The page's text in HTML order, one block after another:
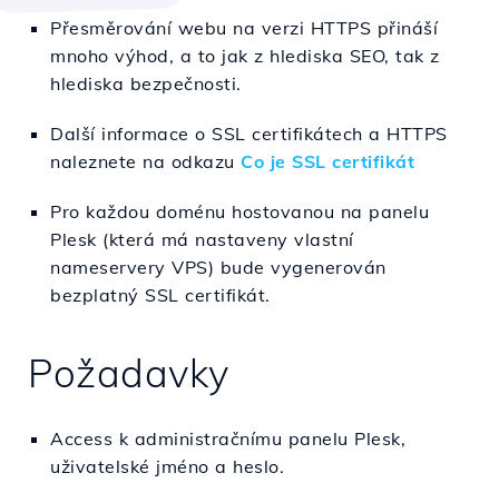
Přesměrování webu na verzi HTTPS přináší
mnoho výhod, a to jak z hlediska SEO, tak z
hlediska bezpečnosti.
Další informace o SSL certifikátech a HTTPS
naleznete na odkazu Co je SSL certifikát
Pro každou doménu hostovanou na panelu
Plesk (která má nastaveny vlastní
nameservery VPS) bude vygenerován
bezplatný SSL certifikát.
Požadavky
Access k administračnímu panelu Plesk,
uživatelské jméno a heslo.